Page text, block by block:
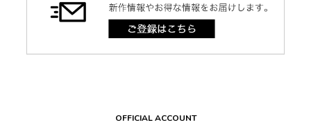
OFFICIAL ACCOUNT